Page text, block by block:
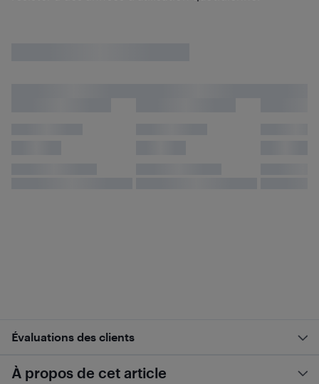
Évaluations des clients
À propos de cet article